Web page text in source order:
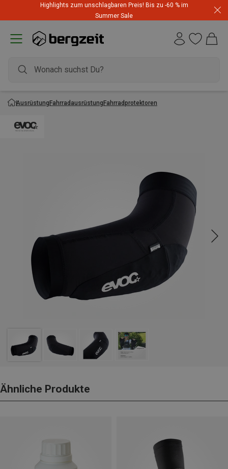
Highlights zum unschlagbaren Preis! Bis zu -60 % im
Summer Sale
AusrüstungFahrradausrüstungFahrradprotektoren
Ähnliche Produkte